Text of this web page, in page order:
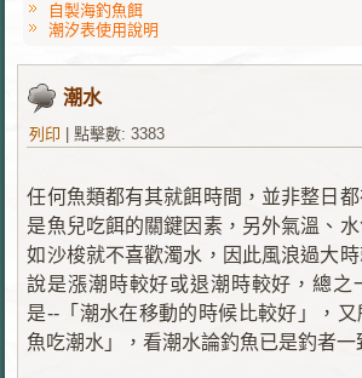
自製海釣魚餌
潮汐表使用說明
潮水
列印 |點擊數: 3383
任何魚類都有其就餌時間，並非整日
是魚兒吃餌的關鍵因素，另外氣溫、
如沙梭就不喜歡濁水，因此風浪過大
說是漲潮時較好或退潮時較好，總之
是--「潮水在移動的時候比較好」，又
魚吃潮水」，看潮水論釣魚已是釣者一